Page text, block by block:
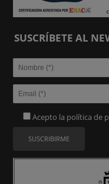
SUSCRÍBETE AL
Acepto la política de